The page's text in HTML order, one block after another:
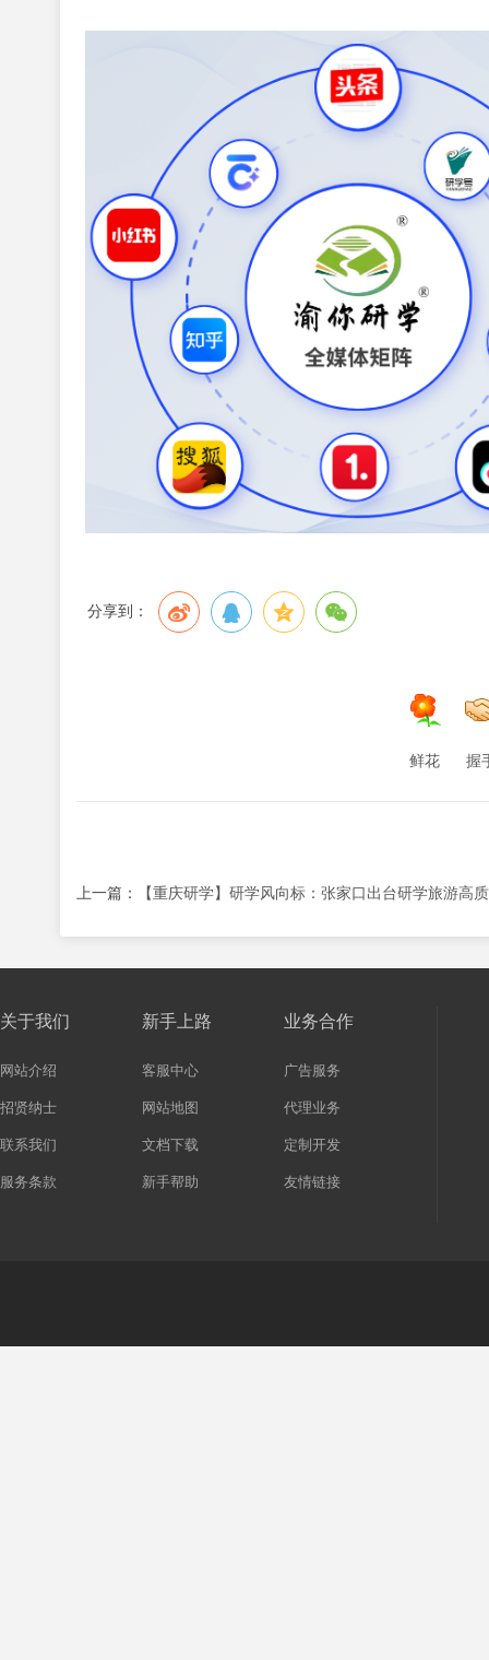
分享到：
鲜花 握
上一篇： 【重庆研学】研学风向标：张家口出台研学旅游高质量发展指导意见，提出十大重
关于我们
网站介绍
招贤纳士
联系我们
服务条款
新手上路
客服中心
网站地图
文档下载
新手帮助
业务合作
广告服务
代理业务
定制开发
友情链接